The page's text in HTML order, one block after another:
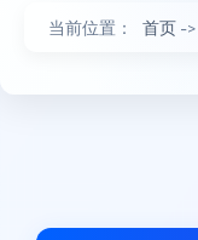
当前位置： 首页 ->